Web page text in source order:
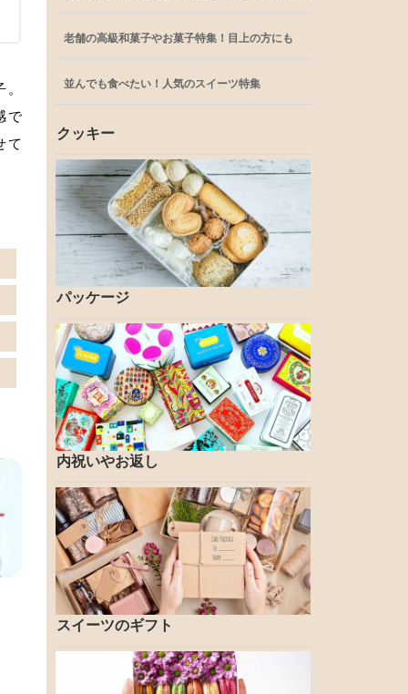
で
て
老舗の高級和菓子やお菓子特集！目上の方にも
並んでも食べたい！人気のスイーツ特集
クッキー
パッケージ
内祝いやお返し
スイーツのギフト